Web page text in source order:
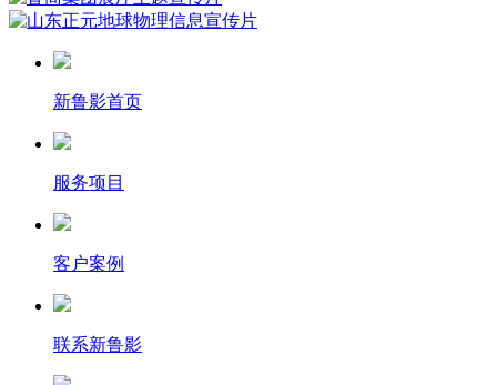
新鲁影首页
服务项目
客户案例
联系新鲁影